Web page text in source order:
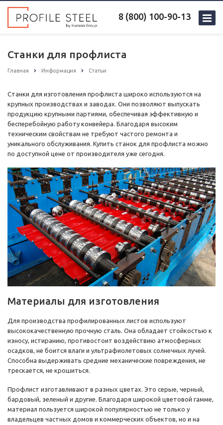
8 (800) 100-90-13
Станки для профлиста
Главная Информация Статьи
Станки для изготовления профлиста широко используются на
крупных производствах и заводах. Они позволяют выпускать
продукцию крупными партиями, обеспечивая эффективную и
бесперебойную работу конвейера. Благодаря высоким
техническим свойствам не требуют частого ремонта и
уникального обслуживания. Купить станок для профлиста можно
по доступной цене от производителя уже сегодня.
Материалы для изготовления
Для производства профилированных листов используют
высококачественную прочную сталь. Она обладает стойкостью к
износу, истиранию, противостоит воздействию атмосферных
осадков, не боится влаги и ультрафиолетовых солнечных лучей.
Способна выдерживать средние механические повреждения, не
трескается, не крошиться.
Профлист изготавливают в разных цветах. Это серые, черный,
бардовый, зеленый и другие. Благодаря широкой цветовой гамме,
материал пользуется широкой популярностью не только у
владельцев частных домов и коммерческих объектов, но и на